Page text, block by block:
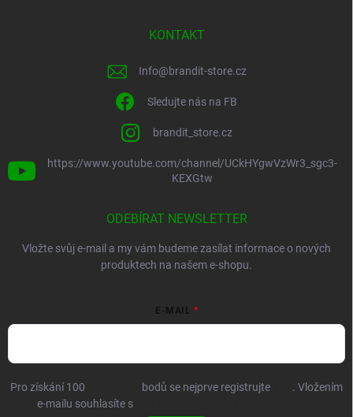
KONTAKT
Info@brandit-store.cz
Sledujte nás na FB
brandit_store.cz
https://www.youtube.com/channel/UCkHYgwVzWr3_sgc3-
KEXGtw
ODEBÍRAT NEWSLETTER
Vložte svůj e-mail a my vám budeme zasílat informace o nových
produktech na našem e-shopu.
E-MAIL
Pro získání 100 bodů se nejprve registrujte
. Vložením
e-mailu souhlasíte s